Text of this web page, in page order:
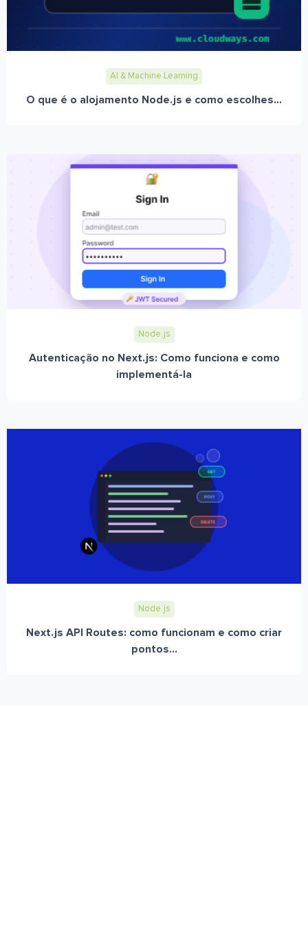
AI & Machine Learning
O que é o alojamento Node.js e como escolhes...
Node.js
Autenticação no Next.js: Como funciona e como
implementá-la
Node.js
Next.js API Routes: como funcionam e como criar
pontos...